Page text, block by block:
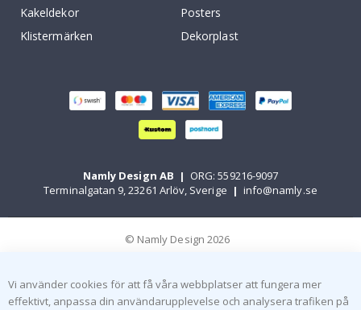
Kakeldekor
Posters
Klistermärken
Dekorplast
Namly Design AB | ORG: 559216-9097
Terminalgatan 9, 23261 Arlöv, Sverige | info@namly.se
© Namly Design 2026
Vi använder cookies för att få våra webbplatser att fungera mer
effektivt, anpassa din användarupplevelse och analysera trafiken på